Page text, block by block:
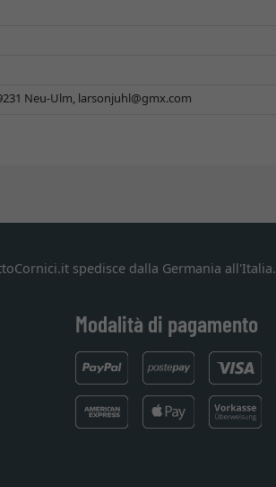
Neu-Ulm, larsonjuhl@gmx.com
spedisce dalla Germania all'Italia.
Modalità di pagamento